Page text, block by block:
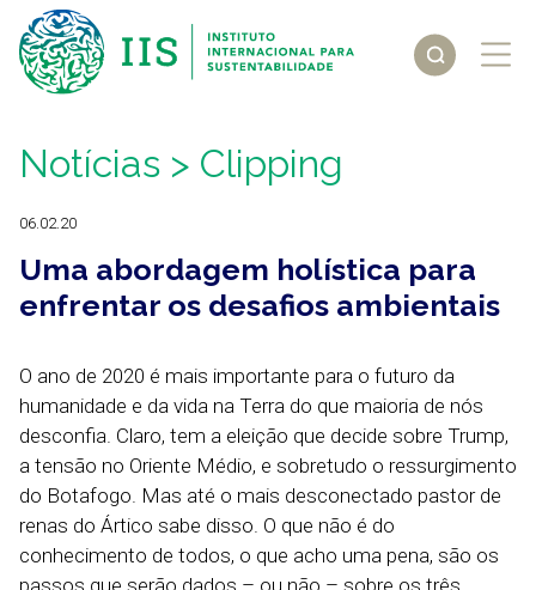
Notícias > Clipping
06.02.20
Uma abordagem holística para
enfrentar os desafios ambientais
O ano de 2020 é mais importante para o futuro da
humanidade e da vida na Terra do que maioria de nós
desconfia. Claro, tem a eleição que decide sobre Trump,
a tensão no Oriente Médio, e sobretudo o ressurgimento
do Botafogo. Mas até o mais desconectado pastor de
renas do Ártico sabe disso. O que não é do
conhecimento de todos, o que acho uma pena, são os
passos que serão dados – ou não – sobre os três